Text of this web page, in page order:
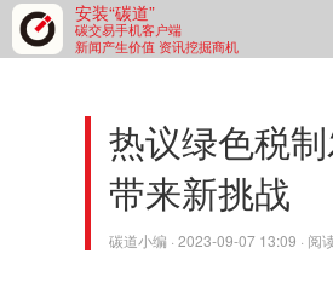
安装“碳道”
碳交易手机客户端
新闻产生价值 资讯挖掘商机
热议绿色税
带来新挑战
碳道小编 · 2023-09-07 13:09 · 阅